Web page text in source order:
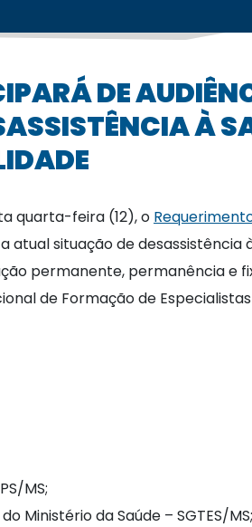
À
quarta-feira (12), o
situação de desassistência
permanente, permanência e
de Formação de
MS;
Ministério da Saúde – SGTES/MS;